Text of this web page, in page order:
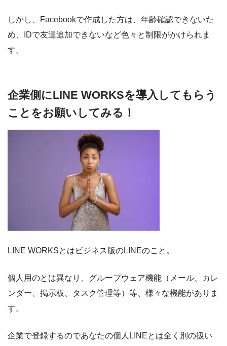
しかし、Facebookで作成した方は、年齢確認できないた
め、IDで友達追加できないなど色々と制限がかけられま
す。
企業側にLINE WORKSを導入してもらう
ことをお願いしてみる！
LINE WORKSとはビジネス版のLINEのこと。
個人用のとは異なり、グループウェア機能（メール、カレ
ンダー、掲示板、タスク管理等）等、様々な機能がありま
す。
企業で登録するのであなたの個人LINEとは全く別の扱い